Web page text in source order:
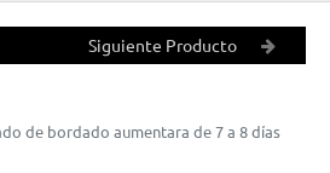
Siguiente Producto
de bordado aumentara de 7 a 8 días